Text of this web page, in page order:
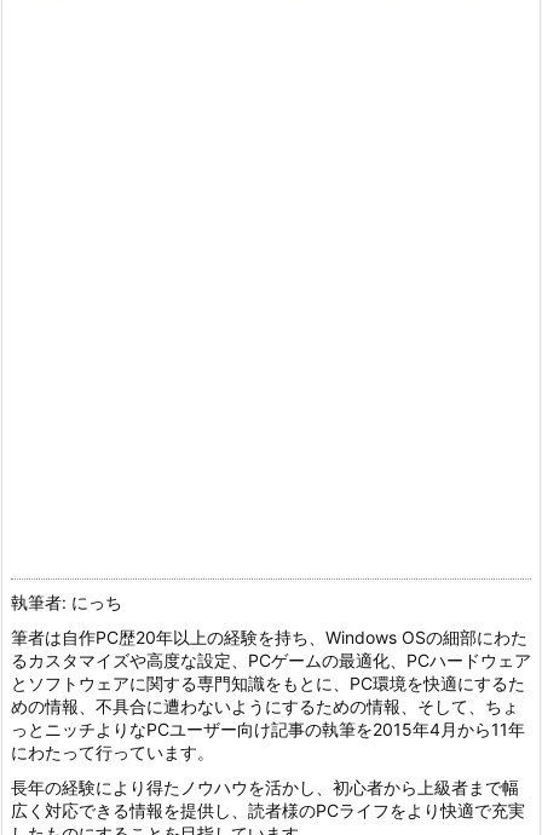
執筆者: にっち
筆者は自作PC歴20年以上の経験を持ち、Windows OSの細部にわた
るカスタマイズや高度な設定、PCゲームの最適化、PCハードウェア
とソフトウェアに関する専門知識をもとに、PC環境を快適にするた
めの情報、不具合に遭わないようにするための情報、そして、ちょ
っとニッチよりなPCユーザー向け記事の執筆を2015年4月から11年
にわたって行っています。
長年の経験により得たノウハウを活かし、初心者から上級者まで幅
広く対応できる情報を提供し、読者様のPCライフをより快適で充実